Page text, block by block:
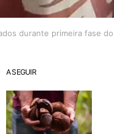
durante primeira fase
A SEGUIR